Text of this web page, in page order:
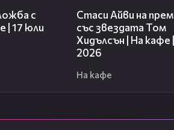
с
| 17 юли
Стаси Айви на
със звездата Том
Хидълсън | На кафе
2026
На кафе